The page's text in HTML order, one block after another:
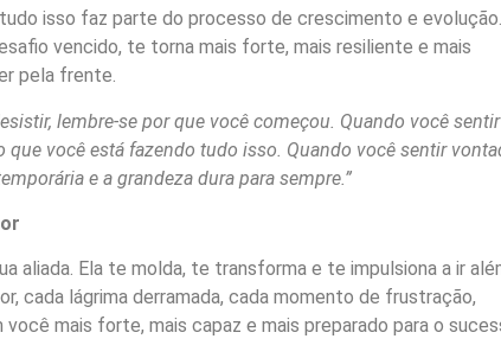
isso faz parte do processo de crescimento e evolução.
vencido, te torna mais forte, mais resiliente e mais
pela frente.
lembre-se por que você começou. Quando você sentir
que você está fazendo tudo isso. Quando você sentir
e a grandeza dura para sempre.”
aliada. Ela te molda, te transforma e te impulsiona a ir
cada lágrima derramada, cada momento de frustração,
mais forte, mais capaz e mais preparado para o